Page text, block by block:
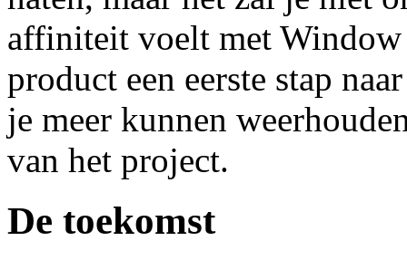
affiniteit voelt met
product een eerste stap
je meer kunnen
van het project.
De toekomst